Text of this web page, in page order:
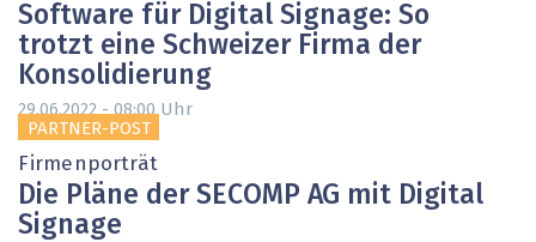
Software für Digital Signage: So
trotzt eine Schweizer Firma der
Konsolidierung
29.06.2022 - 08:00Uhr
PARTNER-POST
Firmenporträt
Die Pläne der SECOMP AG mit Digital
Signage